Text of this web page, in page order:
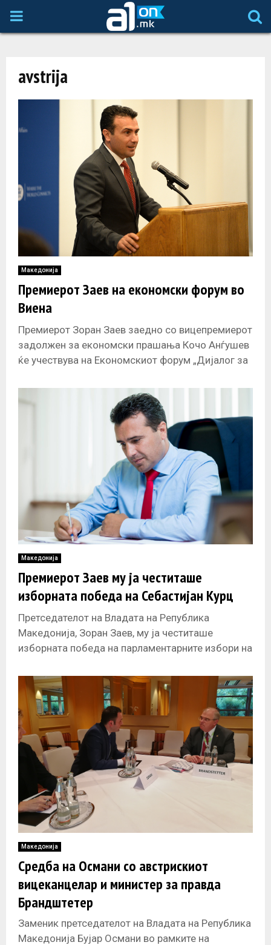
P
R
E
N
U
avstrija
Македонија
Премиерот Заев на економски форум во
Виена
Премиерот Зоран Заев заедно со вицепремиерот
задолжен за економски прашања Кочо Анѓушев
ќе учествува на Економскиот форум „Дијалог за
Македонија
Премиерот Заев му ја честиташе
изборната победа на Себастијан Курц
Претседателот на Владата на Република
Македонија, Зоран Заев, му ја честиташе
изборната победа на парламентарните избори на
партија, Себастијан Курц.
Македонија
Средба на Османи со австрискиот
вицеканцелар и министер за правда
Брандштетер
Заменик претседателот на Владата на Република
Македонија Бујар Османи во рамките на